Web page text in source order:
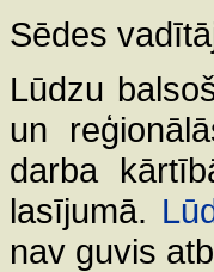
Sēdes
Lūdzu
un
darba
lasījumā.
nav guvis